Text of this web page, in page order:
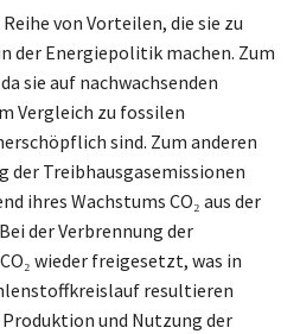
von Vorteilen, die sie zu
der Energiepolitik machen. Zum
sie auf nachwachsenden
Vergleich zu fossilen
sind. Zum anderen
der Treibhausgasemissionen
ihres Wachstums CO₂ aus der
der Verbrennung der
wieder freigesetzt, was in
resultieren
und Nutzung der